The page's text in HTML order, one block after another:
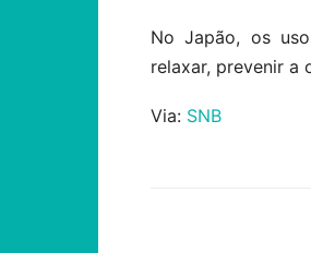
No Japão, os
relaxar, prevenir a
Via: SNB